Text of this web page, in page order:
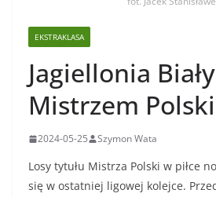
EKSTRAKLASA
Jagiellonia
Mistrzem Polski
2024-05-25 Szymon Wata
Losy tytułu Mistrza Polski w piłce
się w ostatniej ligowej kolejce.